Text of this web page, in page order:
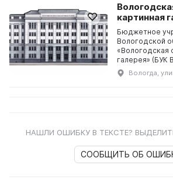
картинная
Бюджетное
Вологодской
«Вологодская
галерея» (БУК ВО «ВОКГ»)
Вологодская
галерея
Вологда,
НАШЛИ ОШИБКУ В ТЕКСТЕ?
СООБЩИТЬ ОБ